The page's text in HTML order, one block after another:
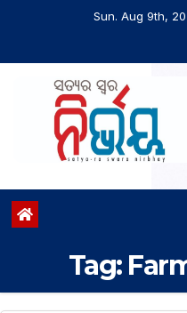
Sun. Aug 9th,
Tag: